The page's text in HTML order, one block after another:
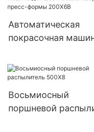
Автоматическая
покрасочная
пресс-формы
Восьмиосный
поршневой